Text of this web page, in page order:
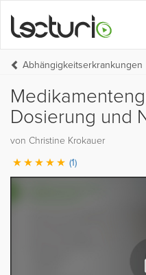
Abhängigkeitserkrankungen
Dosierung und
von Christine Krokauer
(1)